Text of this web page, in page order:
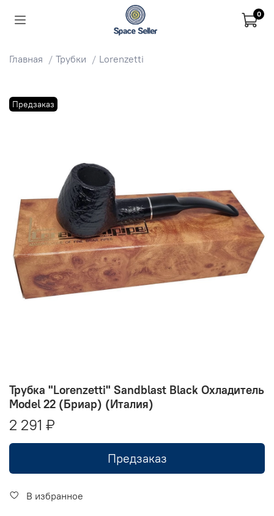
0
Главная Трубки Lorenzetti
Предзаказ
Трубка "Lorenzetti" Sandblast Black Охладитель
Model 22 (Бриар) (Италия)
2 291 ₽
Предзаказ
В избранное